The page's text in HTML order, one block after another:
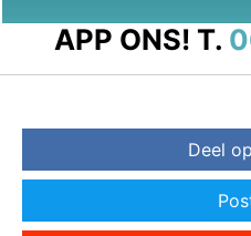
APP ONS! T.
Deel